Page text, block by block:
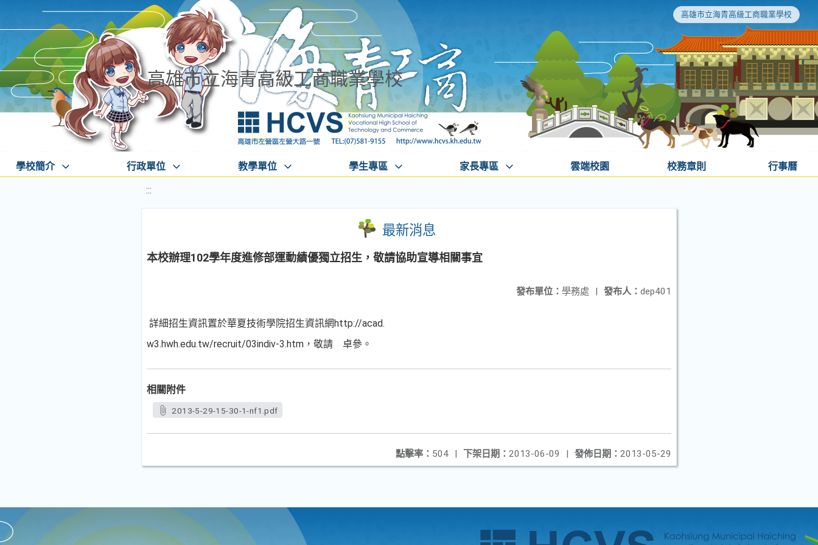
高雄市立海青高級工商職業學校
高雄市立海青高級工商職業學校
學校簡介 行政單位 教學單位 學生專區 家長專區 雲端校園 校務章則 行事曆
:::
最新消息
本校辦理102學年度進修部運動績優獨立招生，敬請協助宣導相關事宜
發布人： dep401
發布單位： 學務處 |
詳細招生資訊置於華夏技術學院招生資訊網http://acad.
w3.hwh.edu.tw/recruit/03indiv-3.htm，敬請 卓參。
相關附件
2013-5-29-15-30-1-nf1.pdf
發佈日期： 2013-05-29
下架日期： 2013-06-09 |
點擊率： 504 |